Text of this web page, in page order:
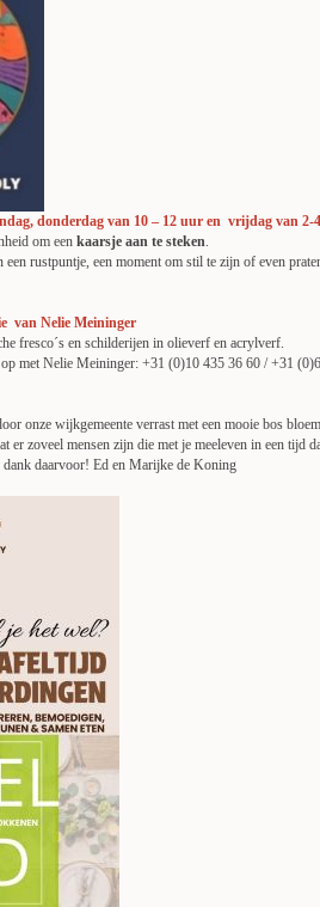
donderdag van 10 – 12 uur en vrijdag van 2-
om een kaarsje aan te steken.
rustpuntje, een moment om stil te zijn of even
van Nelie Meininger
fresco´s en schilderijen in olieverf en acrylverf.
met Nelie Meininger: +31 (0)10 435 36 60 / +31
onze wijkgemeente verrast met een mooie bos
er zoveel mensen zijn die met je meeleven in een tijd
daarvoor! Ed en Marijke de Koning